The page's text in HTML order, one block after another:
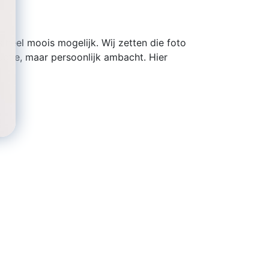
heel moois mogelijk. Wij zetten die foto
maar persoonlijk ambacht. Hier